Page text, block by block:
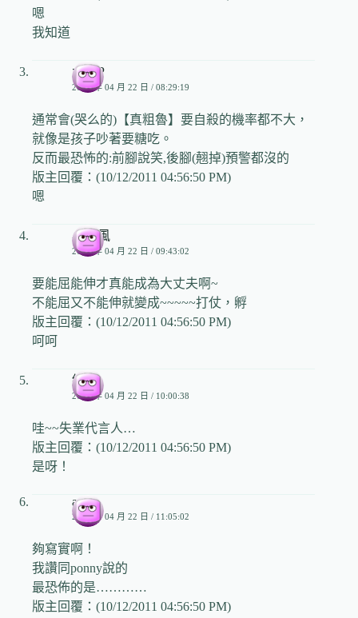
嗯
我知道
大頭P
2009 年 04 月 22 日 / 08:29:19
通常會(哭么的)【真粗魯】要自殺的機率都不大，
就像是孩子吵著要糖吃。
反而最恐怖的:前腳說笑,後腳(翹掉)預警都沒的
版主回覆：(10/12/2011 04:56:50 PM)
嗯
小颱風
2009 年 04 月 22 日 / 09:43:02
要能屈能伸才真能成為大丈夫啊~
不能屈又不能伸就變成~~~~~打仗，孵
版主回覆：(10/12/2011 04:56:50 PM)
呵呵
綠豆
2009 年 04 月 22 日 / 10:00:38
哇~~失業代言人…
版主回覆：(10/12/2011 04:56:50 PM)
是呀！
a_bin
2009 年 04 月 22 日 / 11:05:02
夠寫實啊！
我讚同ponny說的
最恐佈的是…………
版主回覆：(10/12/2011 04:56:50 PM)